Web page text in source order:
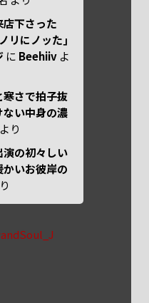
下さった
リにノッた｣
に Beehiiv よ
さで拍子抜
い中身の濃
より
演の初々しい
いお彼岸の